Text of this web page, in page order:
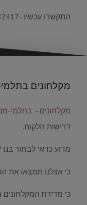
התקשרו עכשיו -03-9382417
מקלחונים
מקלחונים– בתלמי-
דרישות הלקוח.
מדוע כדאי לבחור בנו
כי אצלנו תמצאו את
כי מדידת המקלחונים